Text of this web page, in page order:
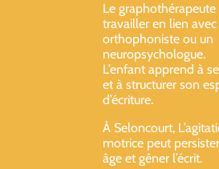
Le
travailler en lien avec
orthophoniste ou un
neuropsychologue.
L’enfant apprend à
et à structurer son
d’écriture.
À Seloncourt,
motrice peut
âge et gêner l’écrit.